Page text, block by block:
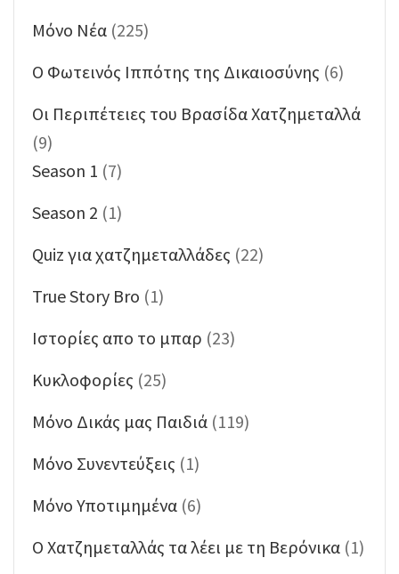
Mόνο Νέα (225)
O Φωτεινός Ιππότης της Δικαιοσύνης (6)
Oι Περιπέτειες του Βρασίδα Χατζημεταλλά
(9)
Season 1 (7)
Season 2 (1)
Quiz για χατζημεταλλάδες (22)
True Story Bro (1)
Ιστορίες απο το μπαρ (23)
Κυκλοφορίες (25)
Μόνο Δικάς μας Παιδιά (119)
Μόνο Συνεντεύξεις (1)
Μόνο Υποτιμημένα (6)
Ο Χατζημεταλλάς τα λέει με τη Βερόνικα (1)